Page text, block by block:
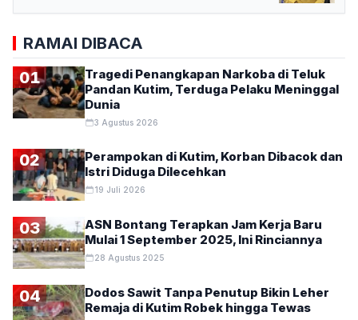
RAMAI DIBACA
01
Tragedi Penangkapan Narkoba di Teluk
Pandan Kutim, Terduga Pelaku Meninggal
Dunia
3 Agustus 2026
02
Perampokan di Kutim, Korban Dibacok dan
Istri Diduga Dilecehkan
19 Juli 2026
03
ASN Bontang Terapkan Jam Kerja Baru
Mulai 1 September 2025, Ini Rinciannya
28 Agustus 2025
04
Dodos Sawit Tanpa Penutup Bikin Leher
Remaja di Kutim Robek hingga Tewas